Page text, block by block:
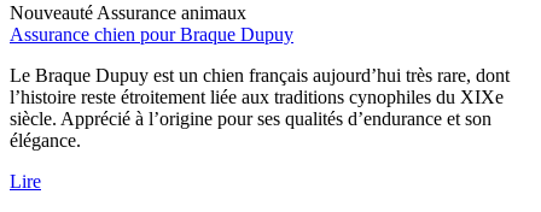
Nouveauté Assurance animaux
Assurance chien pour Braque Dupuy
Le Braque Dupuy est un chien français aujourd’hui très rare, dont
l’histoire reste étroitement liée aux traditions cynophiles du XIXe
siècle. Apprécié à l’origine pour ses qualités d’endurance et son
élégance.
Lire